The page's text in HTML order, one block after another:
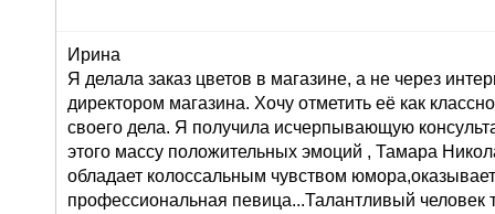
Ирина
Я делала заказ цветов в магазине, а не через
директором магазина. Хочу отметить её как
своего дела. Я получила исчерпывающую
этого массу положительных эмоций , Тамара
обладает колоссальным чувством
профессиональная певица...Талантливый человек